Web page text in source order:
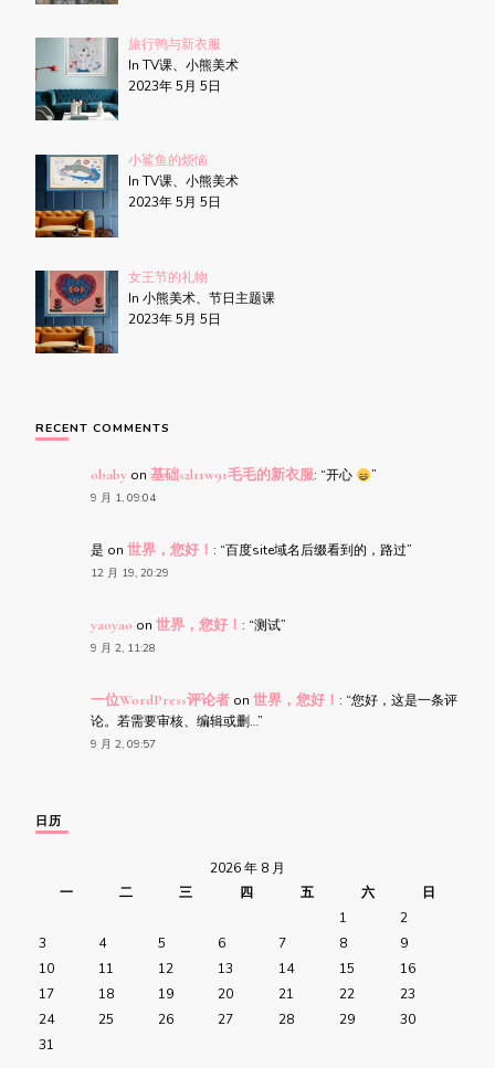
旅行鸭与新衣服
In TV课、小熊美术
2023年 5月 5日
小鲨鱼的烦恼
In TV课、小熊美术
2023年 5月 5日
女王节的礼物
In 小熊美术、节日主题课
2023年 5月 5日
RECENT COMMENTS
obaby on 基础s2l11w91毛毛的新衣服: “开心 ”
9 月 1, 09:04
是 on 世界，您好！ : “百度site域名后缀看到的，路过”
12 月 19, 20:29
yaoyao on 世界，您好！ : “测试”
9 月 2, 11:28
一位WordPress评论者 on 世界，您好！ : “您好，这是一条评
论。若需要审核、编辑或删…”
9 月 2, 09:57
日历
2026 年 8 月
一
二 三 四 五 六
日
1
2
3
4 5 6 7 8
9
10
11 12 13 14 15
16
17
18 19 20 21 22
23
24
25 26 27 28 29
30
31